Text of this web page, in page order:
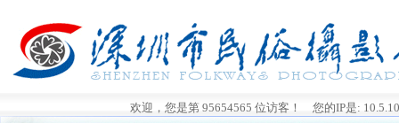
欢迎，您是第 95654565 位访客！ 您的IP是: